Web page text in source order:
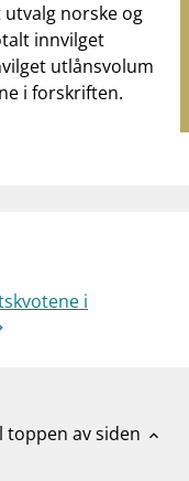
norske og
innvilget
utlånsvolum
i forskriften.
i
toppen av siden expand_less